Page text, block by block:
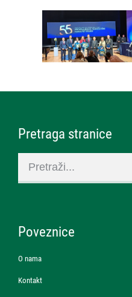
Pretraga stranice
Poveznice
O nama
Kontakt